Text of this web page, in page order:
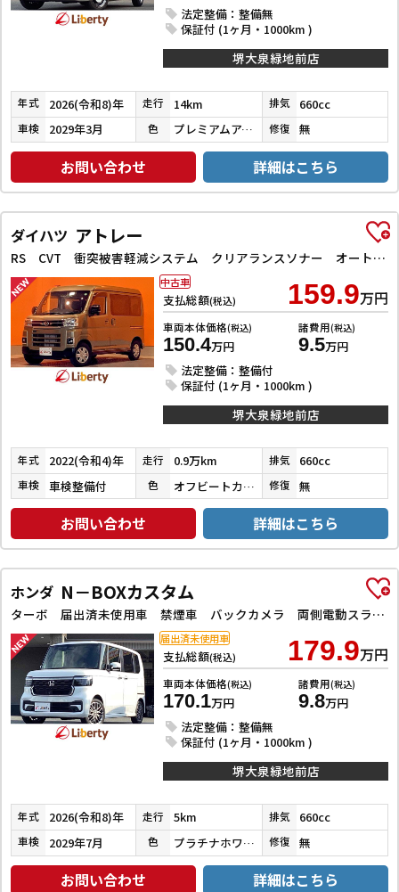
法定整備：整備無
保証付 (1ヶ月・1000km )
堺大泉緑地前店
年式 2026(令和8)年 走行 14km 排気 660cc
車検 2029年3月 色 プレミアムアイボリーパールⅡ 修復 無
お問い合わせ 詳細はこちら
ダイハツ アトレー
RS CVT 衝突被害軽減システム クリアランスソナー オートクルーズコントロール ナビ TV バックカメラ 両側電動スライドドア スマートキー アイドリングストップ 電動格納ミラー
支払総額(税込) 159.9万円
車両本体価格(税込)
150.4万円
諸費用(税込)
9.5万円
法定整備：整備付
保証付 (1ヶ月・1000km )
中古車
堺大泉緑地前店
年式 2022(令和4)年 走行 0.9万km 排気 660cc
車検 車検整備付 色 オフビートカーキメタリック 修復 無
お問い合わせ 詳細はこちら
ホンダ N－BOXカスタム
ターボ 届出済未使用車 禁煙車 バックカメラ 両側電動スライドドア クリアランスソナー オートクルーズコントロール レーンアシスト オートライト アイドリングストップ 電動格納ミラー シートヒーター
支払総額(税込) 179.9万円
車両本体価格(税込)
170.1万円
諸費用(税込)
9.8万円
法定整備：整備無
保証付 (1ヶ月・1000km )
届出済未使用車
堺大泉緑地前店
年式 2026(令和8)年 走行 5km 排気 660cc
車検 2029年7月 色 プラチナホワイトパール 修復 無
お問い合わせ 詳細はこちら